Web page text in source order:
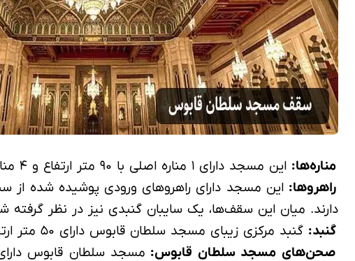
مناره‌ها: این مسجد دارای ۱ مناره اصلی با ۹۰ متر ارتفاع و ۴ مناره فرعی با ۴۵.۵ متر ارتفاع می‌باشد.
راهروها:
دارند. میان این سقف‌ها، یک سایبان گنبدی نیز در نظر
گنبد: گنبد مرکزی زیبای مسجد سلطان قابوس دارای ۵۰ متر ارتفاع می‌باشد؛ بزرگ‌ترین لوستر جهان با ۱۱۲۲ لامپ نیز، جلوه و شکوه خاصی به این گنبد زیبا بخشیده است.
صحن‌های مسجد سلطان قابوس: مسجد سلطان قابوس